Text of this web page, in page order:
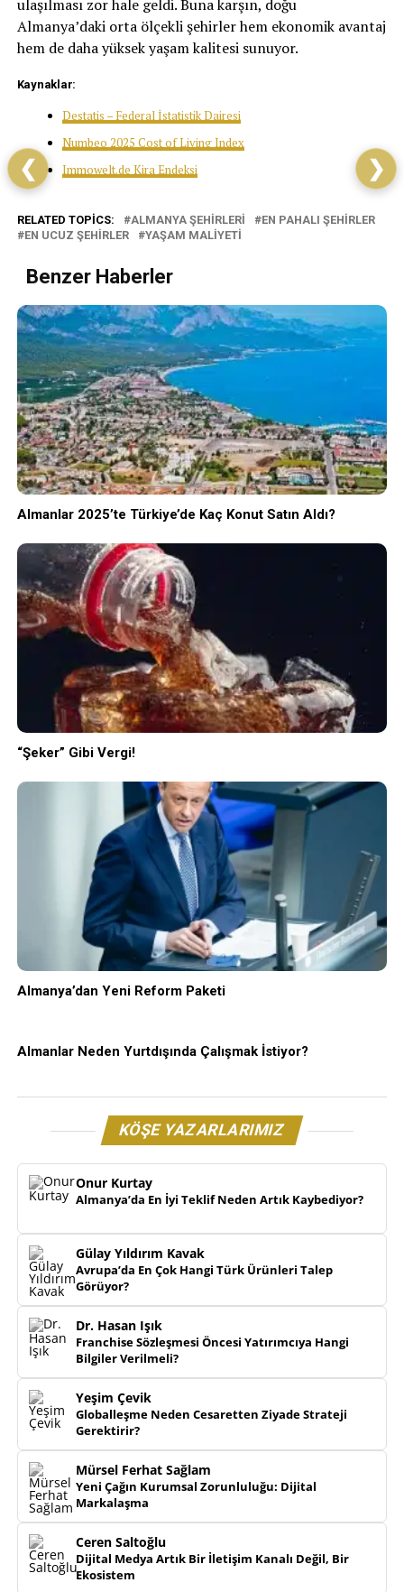
ulaşılması zor hale geldi. Buna karşın, doğu
Almanya’daki orta ölçekli şehirler hem ekonomik avantaj
hem de daha yüksek yaşam kalitesi sunuyor.
Kaynaklar:
Destatis – Federal İstatistik Dairesi
Numbeo 2025 Cost of Living Index
Immowelt.de Kira Endeksi
RELATED TOPICS: ALMANYA ŞEHIRLERI
EN PAHALI ŞEHIRLER
EN UCUZ ŞEHIRLER
YAŞAM MALIYETI
Benzer Haberler
Almanlar 2025’te Türkiye’de Kaç Konut Satın Aldı?
“Şeker” Gibi Vergi!
Almanya’dan Yeni Reform Paketi
Almanlar Neden Yurtdışında Çalışmak İstiyor?
KÖŞE YAZARLARIMIZ
Onur Kurtay
Almanya’da En İyi Teklif Neden Artık Kaybediyor?
Gülay Yıldırım Kavak
Avrupa’da En Çok Hangi Türk Ürünleri Talep
Görüyor?
Dr. Hasan Işık
Franchise Sözleşmesi Öncesi Yatırımcıya Hangi
Bilgiler Verilmeli?
Yeşim Çevik
Globalleşme Neden Cesaretten Ziyade Strateji
Gerektirir?
Mürsel Ferhat Sağlam
Yeni Çağın Kurumsal Zorunluluğu: Dijital
Markalaşma
Ceren Saltoğlu
Dijital Medya Artık Bir İletişim Kanalı Değil, Bir
Ekosistem
❮ ❯